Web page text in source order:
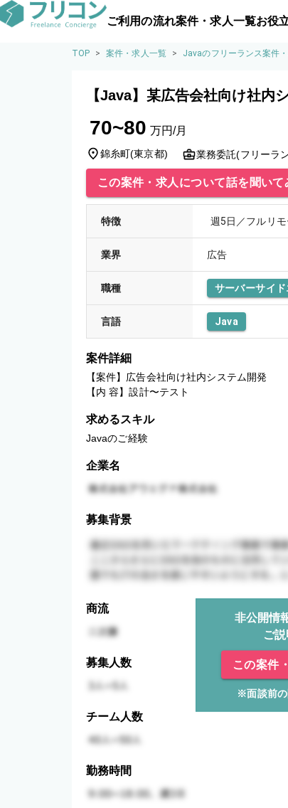
ご利用の流れ案件・求人一覧お役
TOP > 案件・求人一覧 > Javaのフリーランス案件
【Java】某広告会社向け社内
70~80 万円/月
錦糸町(東京都) 業務委託(フリーラ
この案件・求人について話を聞いて
特徴 週5日／フルリモ
業界 広告
職種 サーバーサイ
言語 Java
案件詳細
【案件】広告会社向け社内システム開発
【内 容】設計〜テスト
求めるスキル
Javaのご経験
企業名
募集背景
商流
非公開情
ご
この案件
※面談前の
募集人数
チーム人数
勤務時間